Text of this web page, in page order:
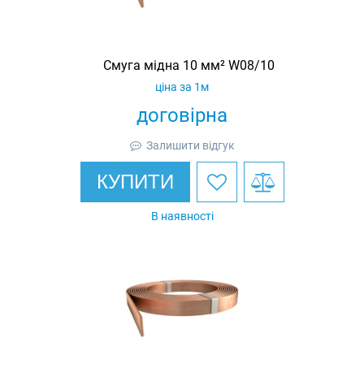
Смуга мідна 10 мм² W08/10
договірна
ціна за 1м
Залишити відгук
КУПИТИ
В наявності